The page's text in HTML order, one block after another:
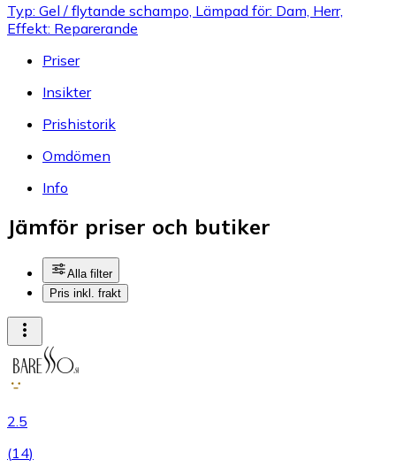
Typ: Gel / flytande schampo, Lämpad för: Dam, Herr,
Effekt: Reparerande
Priser
Insikter
Prishistorik
Omdömen
Info
Jämför priser och butiker
Alla filter
Pris inkl. frakt
2.5
(14)